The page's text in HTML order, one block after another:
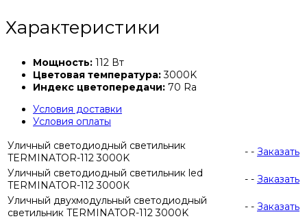
Характеристики
Мощность: 112 Вт
Цветовая температура:3000K
Индекс цветопередачи: 70 Ra
Условия доставки
Условия оплаты
Уличный светодиодный светильник
TERMINATOR-112 3000K
- - Заказать
Уличный светодиодный светильник led
TERMINATOR-112 3000К
- - Заказать
Уличный двухмодульный светодиодный
светильник TERMINATOR-112 3000K
- - Заказать